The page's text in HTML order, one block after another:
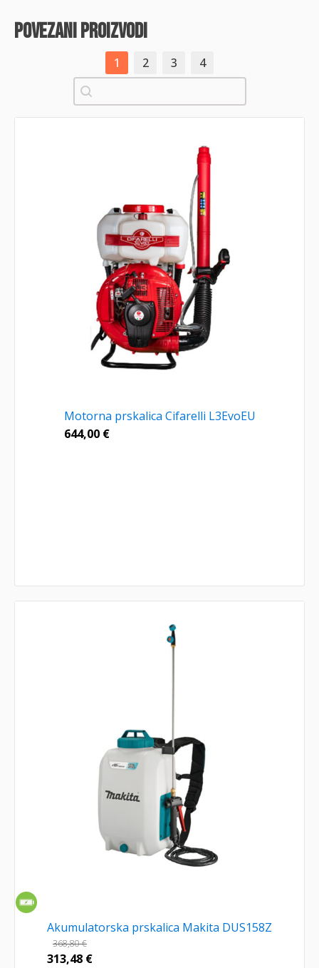
povezani proizvodi
1 2 3
4
Pretraži
Motorna prskalica Cifarelli L3EvoEU
644,00 €
Akumulatorska prskalica Makita DUS158Z
368,80€
313,48 €